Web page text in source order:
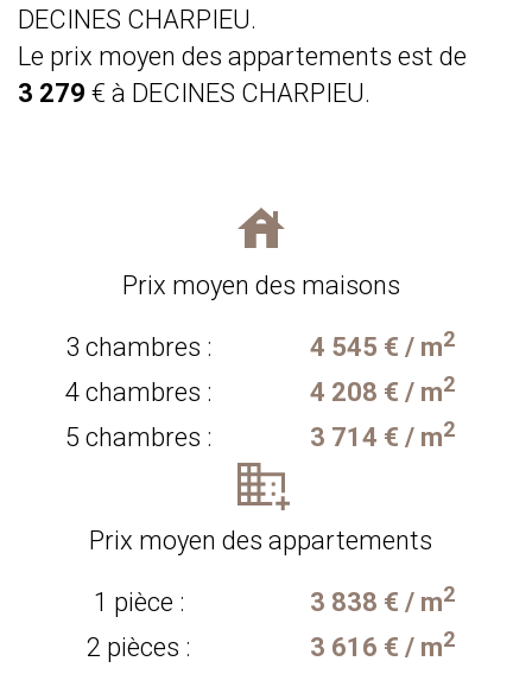
DECINES CHARPIEU.
Le prix moyen des appartements est de
3 279 € à DECINES CHARPIEU.
Prix moyen des maisons
3 chambres : 4 545 € / m2
4 chambres : 4 208 € / m2
5 chambres : 3 714 € / m2
Prix moyen des appartements
1 pièce : 3 838 € / m2
2 pièces : 3 616 € / m2